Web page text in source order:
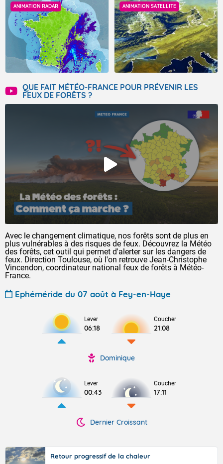
ANIMATION RADAR ANIMATION SATELLITE
QUE FAIT MÉTÉO-FRANCE POUR PRÉVENIR LES
FEUX DE FORÊTS ?
Avec le changement climatique, nos forêts sont de plus en
plus vulnérables à des risques de feux. Découvrez la Météo
des forêts, cet outil qui permet d'alerter sur les dangers de
feux. Direction Toulouse, où l'on retrouve Jean-Christophe
Vincendon, coordinateur national feux de forêts à Météo-
France.
Ephéméride du 07 août à Fey-en-Haye
Lever
06:18
Coucher
21:08
Dominique
Lever
00:43
Coucher
17:11
Dernier Croissant
Retour progressif de la chaleur